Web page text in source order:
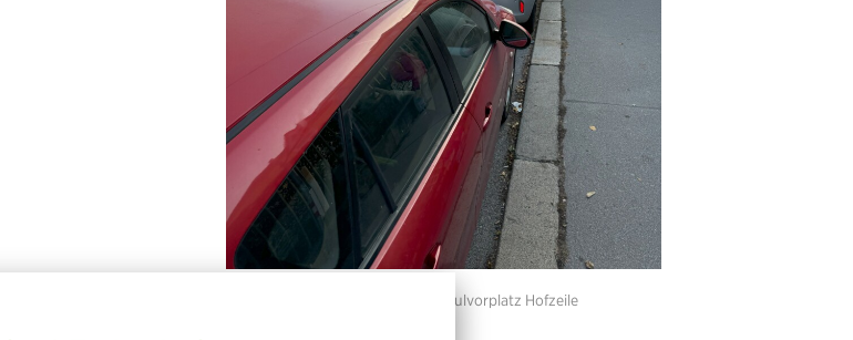
Verkehrssituation Schulvorplatz Hofzeile